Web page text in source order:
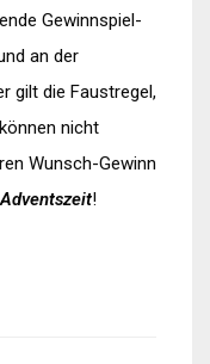
Gewinnspiel-
an der
gilt die Faustregel,
nicht
Wunsch-Gewinn
!